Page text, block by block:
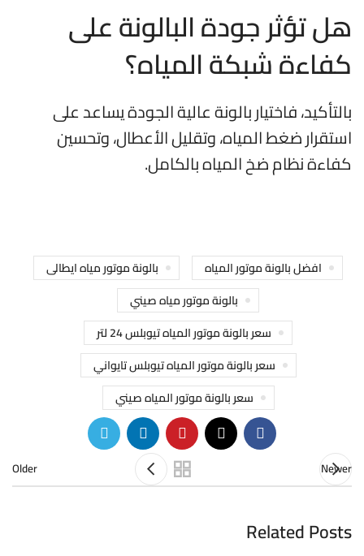
هل تؤثر جودة البالونة على
كفاءة شبكة المياه؟
بالتأكيد، فاختيار بالونة عالية الجودة يساعد على
استقرار ضغط المياه، وتقليل الأعطال، وتحسين
كفاءة نظام ضخ المياه بالكامل.
افضل بالونة موتور المياه
بالونة موتور مياه ايطالى
بالونة موتور مياه صيني
سعر بالونة موتور المياه تيوبلس 24 لتر
سعر بالونة موتور المياه تيوبلس تايواني
سعر بالونة موتور المياه صيني
Newer
Older
Related Posts